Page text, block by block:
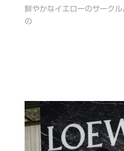
鮮やかなイエローのサーク
の